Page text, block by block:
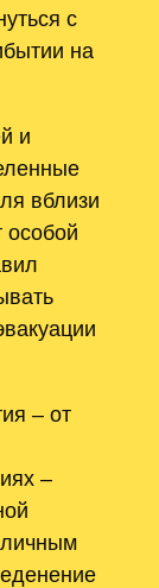
с
на
и
вблизи
особой
– от
–